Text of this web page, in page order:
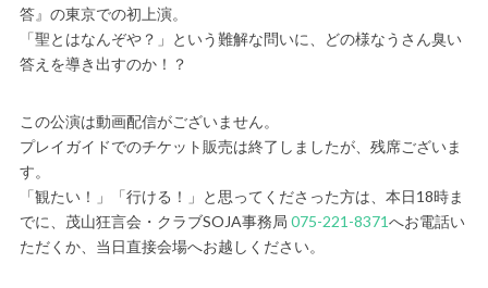
答』の東京での初上演。
「聖とはなんぞや？」という難解な問いに、どの様なうさん臭い
答えを導き出すのか！？
この公演は動画配信がございません。
プレイガイドでのチケット販売は終了しましたが、残席ございま
す。
「観たい！」「行ける！」と思ってくださった方は、本日18時ま
でに、茂山狂言会・クラブSOJA事務局 075-221-8371へお電話い
ただくか、当日直接会場へお越しください。